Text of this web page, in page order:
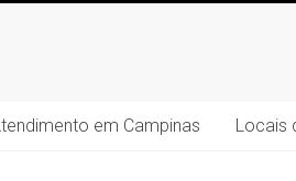
em Campinas Locais